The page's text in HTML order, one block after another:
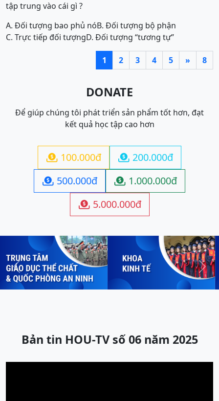
tập trung vào cái gì ?
A. Đối tượng bao phủ nóB. Đối tượng bộ phận
C. Trực tiếp đối tượngD. Đối tượng “tương tự”
1 2 3 4 5 » 8
DONATE
Để giúp chúng tôi phát triển sản phẩm tốt hơn, đạt
kết quả học tập cao hơn
 100.000đ  200.000đ
 500.000đ  1.000.000đ
 5.000.000đ
Previous Next
Bản tin HOU-TV số 06 năm 2025